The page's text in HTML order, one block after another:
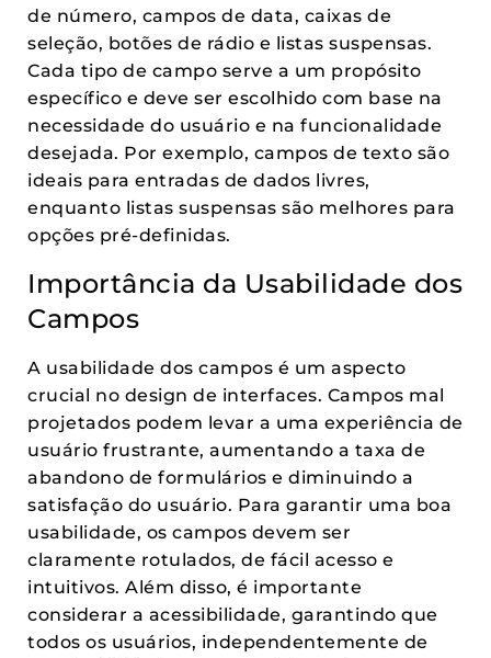
de número, campos de data, caixas de
seleção, botões de rádio e listas suspensas.
Cada tipo de campo serve a um propósito
específico e deve ser escolhido com base na
necessidade do usuário e na funcionalidade
desejada. Por exemplo, campos de texto são
ideais para entradas de dados livres,
enquanto listas suspensas são melhores para
opções pré-definidas.
Importância da Usabilidade dos
Campos
A usabilidade dos campos é um aspecto
crucial no design de interfaces. Campos mal
projetados podem levar a uma experiência de
usuário frustrante, aumentando a taxa de
abandono de formulários e diminuindo a
satisfação do usuário. Para garantir uma boa
usabilidade, os campos devem ser
claramente rotulados, de fácil acesso e
intuitivos. Além disso, é importante
considerar a acessibilidade, garantindo que
todos os usuários, independentemente de